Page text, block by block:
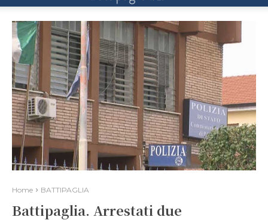
Home BATTIPAGLIA
Battipaglia. Arrestati due